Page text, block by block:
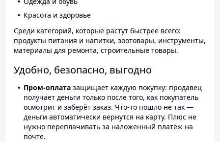
Красота и здоровье
Среди категорий, которые растут быстрее всего:
продукты питания и напитки, зоотовары, инструменты,
материалы для ремонта, строительные товары.
Удобно, безопасно, выгодно
Пром-оплата защищает каждую покупку: продавец
получает деньги только после того, как покупатель
осмотрит и заберёт заказ. Что-то пошло не так —
деньги автоматически вернутся на карту. Плюс не
нужно переплачивать за наложенный платёж на
почте.